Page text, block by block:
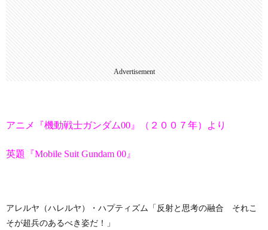
Advertisement
アニメ『機動戦士ガンダム00』（２００７年）より
英題『Mobile Suit Gundam 00』
アレルヤ（ハレルヤ）・ハプティズム「反射と思考の融合 それこ
そが超兵のあるべき姿だ！」